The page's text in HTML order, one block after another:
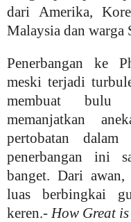
dari Amerika,
Malaysia dan warga
Penerbangan ke
meski terjadi
membuat bulu
memanjatkan
pertobatan
penerbangan ini
banget. Dari awan,
luas berbingkai
keren.- How Great